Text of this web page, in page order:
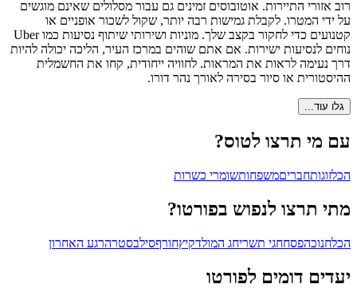
רוב אזורי התיירות. אוטובוסים זמינים גם עבור מסלולים שאינם מוגשים
על ידי המטרו. לקבלת גמישות רבה יותר, שקול לשכור אופניים או
קטנועים כדי לחקור בקצב שלך. מוניות ושירותי שיתוף נסיעות כמו Uber
נוחים לנסיעות ישירות. אם אתם שוהים במרכז העיר, הליכה יכולה להיות
דרך נעימה לראות את המראות. לחוויה ייחודית, קחו את החשמלית
ההיסטורית או סיור בסירה לאורך נהר דורו.
גלו עוד...
עם מי תרצו לטוס?
הכלזוגותחבריםמשפחותשומרי כשרות
מתי תרצו לנפוש בפורטו?
הכלחנוכהפסחחגי תשריחג המולדקיץחורףסילבסטרהרגע האחרון
יעדים דומים לפורטו